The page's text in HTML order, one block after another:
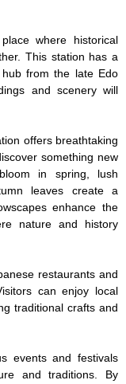
where historical
This station has a
from the late Edo
and scenery will
offers breathtaking
something new
in spring, lush
leaves create a
enhance the
nature and history
restaurants and
can enjoy local
traditional crafts and
events and festivals
and traditions. By